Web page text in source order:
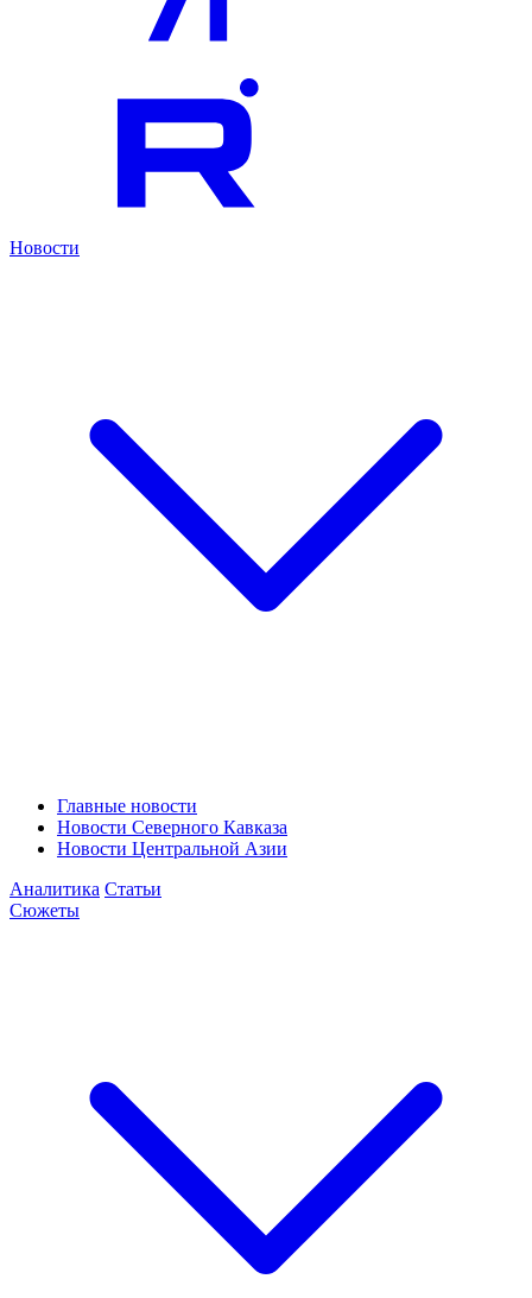
Новости
Главные новости
Новости Северного Кавказа
Новости Центральной Азии
Аналитика Статьи
Сюжеты